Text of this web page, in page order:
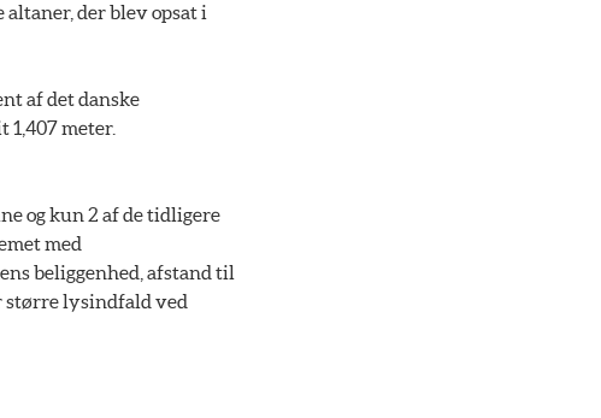
der blev opsat i
af det danske
1,407 meter.
og kun 2 af de tidligere
med
beliggenhed, afstand til
større lysindfald ved